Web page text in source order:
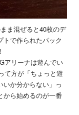
ま混ぜると40枚のデ
トで作られたパック
アリーナは遊んでい
て方が「ちょっと遊
いか分からない」っ
から始めるのが一番